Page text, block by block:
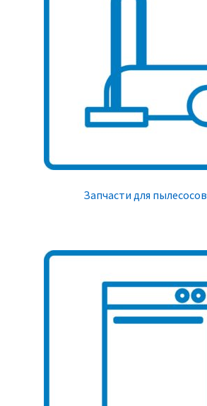
Запчасти для пылесосов